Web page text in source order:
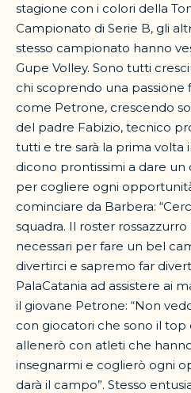
stagione con i colori della
Campionato di Serie B, gli
stesso campionato hanno
Gupe Volley. Sono tutti
chi scoprendo una passione
come Petrone, crescendo
del padre Fabizio, tecnico
tutti e tre sarà la prima volta
dicono prontissimi a dare
per cogliere ogni
cominciare da Barbera:
squadra. Il roster
necessari per fare un bel
divertirci e sapremo far
PalaCatania ad assistere ai
il giovane Petrone: “Non
con giocatori che sono il top
allenerò con atleti che
insegnarmi e coglierò ogni
darà il campo”. Stesso